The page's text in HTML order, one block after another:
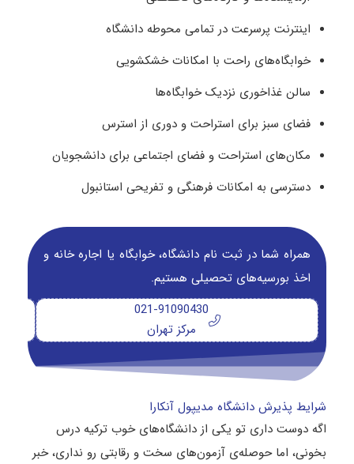
اینترنت پرسرعت در تمامی محوطه دانشگاه
خوابگاه‌های راحت با امکانات خشکشویی
سالن غذاخوری نزدیک خوابگاه‌ها
فضای سبز برای استراحت و دوری از استرس
مکان‌های استراحت و فضای اجتماعی برای دانشجویان
دسترسی به امکانات فرهنگی و تفریحی استانبول
همراه شما در ثبت نام دانشگاه‌، خوابگاه یا اجاره خانه و
اخذ بورسیه‌های تحصیلی هستیم.
021-91090430
مرکز تهران
شرایط پذیرش دانشگاه مدیپول آنکارا
اگه دوست داری تو یکی از دانشگاه‌های خوب ترکیه درس
بخونی، اما حوصله‌ی آزمون‌های سخت و رقابتی رو نداری، خبر